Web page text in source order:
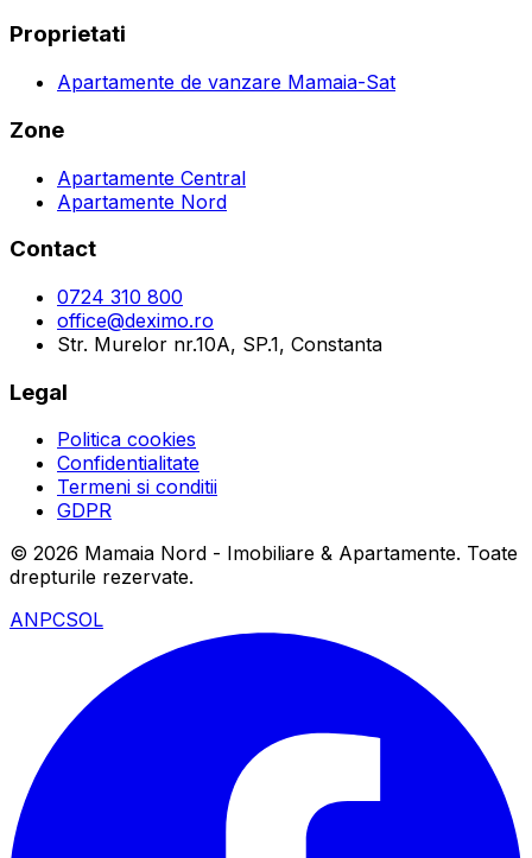
Proprietati
Apartamente de vanzare Mamaia-Sat
Zone
Apartamente Central
Apartamente Nord
Contact
0724 310 800
office@deximo.ro
Str. Murelor nr.10A, SP.1, Constanta
Legal
Politica cookies
Confidentialitate
Termeni si conditii
GDPR
© 2026 Mamaia Nord - Imobiliare & Apartamente. Toate
drepturile rezervate.
ANPCSOL